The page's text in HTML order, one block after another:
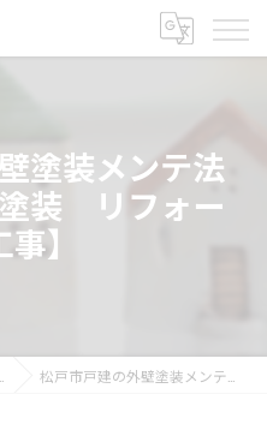
塗装メンテ法
装 リフォー
】
松戸市戸建の外壁塗装メンテ法【松戸市 外壁塗装 リフォーム 工事】